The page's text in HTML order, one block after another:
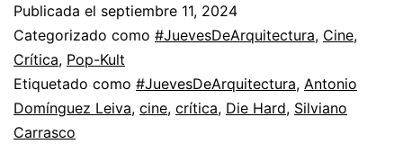
Publicada el septiembre 11, 2024
Categorizado como #JuevesDeArquitectura, Cine,
Crítica, Pop-Kult
Etiquetado como #JuevesDeArquitectura, Antonio
Domínguez Leiva, cine, crítica, Die Hard, Silviano
Carrasco